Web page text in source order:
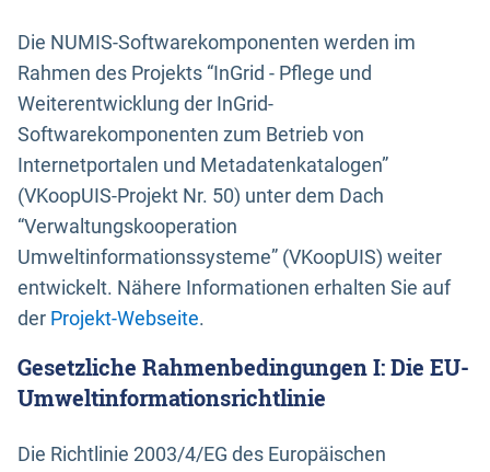
Die NUMIS-Softwarekomponenten werden im
Rahmen des Projekts “InGrid - Pflege und
Weiterentwicklung der InGrid-
Softwarekomponenten zum Betrieb von
Internetportalen und Metadatenkatalogen”
(VKoopUIS-Projekt Nr. 50) unter dem Dach
“Verwaltungskooperation
Umweltinformationssysteme” (VKoopUIS) weiter
entwickelt. Nähere Informationen erhalten Sie auf
der Projekt-Webseite.
Gesetzliche Rahmenbedingungen I: Die EU-
Umweltinformationsrichtlinie
Die Richtlinie 2003/4/EG des Europäischen